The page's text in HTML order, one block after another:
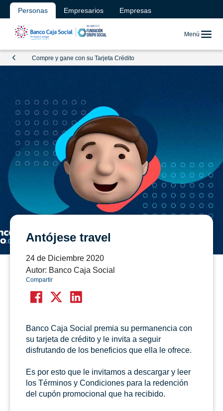
Personas Empresarios Empresas
Menú
Compre y gane con su Tarjeta Crédito
Antójese travel
24 de Diciembre 2020
Autor: Banco Caja Social
Compartir
Banco Caja Social premia su permanencia con
su tarjeta de crédito y le invita a seguir
disfrutando de los beneficios que ella le ofrece.
Es por esto que le invitamos a descargar y leer
los Términos y Condiciones para la redención
del cupón promocional que ha recibido.